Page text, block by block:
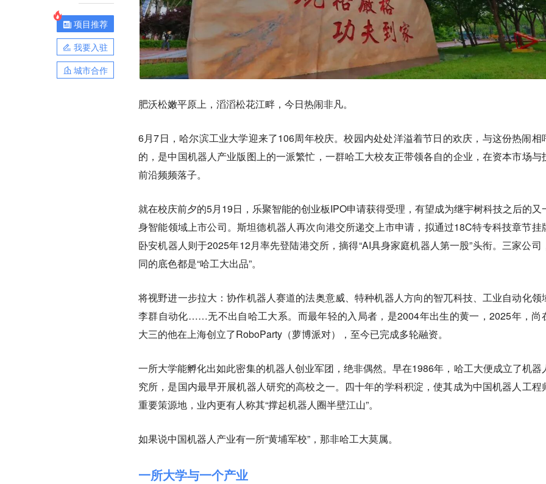
项目推荐
我要入驻
城市合作
肥沃松嫩平原上，滔滔松花江畔，今日热闹非凡。
6月7日，哈尔滨工业大学迎来了106周年校庆。校园内处处洋溢着节日的欢庆，与这份热闹相
的，是中国机器人产业版图上的一派繁忙，一群哈工大校友正带领各自的企业，在资本市场与
前沿频频落子。
就在校庆前夕的5月19日，乐聚智能的创业板IPO申请获得受理，有望成为继宇树科技之后的又
身智能领域上市公司。斯坦德机器人再次向港交所递交上市申请，拟通过18C特专科技章节挂
卧安机器人则于2025年12月率先登陆港交所，摘得“AI具身家庭机器人第一股”头衔。三家公司
同的底色都是“哈工大出品”。
将视野进一步拉大：协作机器人赛道的法奥意威、特种机器人方向的智兀科技、工业自动化领
李群自动化……无不出自哈工大系。而最年轻的入局者，是2004年出生的黄一，2025年，尚
大三的他在上海创立了RoboParty（萝博派对），至今已完成多轮融资。
一所大学能孵化出如此密集的机器人创业军团，绝非偶然。早在1986年，哈工大便成立了机器
究所，是国内最早开展机器人研究的高校之一。四十年的学科积淀，使其成为中国机器人工程
重要策源地，业内更有人称其“撑起机器人圈半壁江山”。
如果说中国机器人产业有一所“黄埔军校”，那非哈工大莫属。
一所大学与一个产业